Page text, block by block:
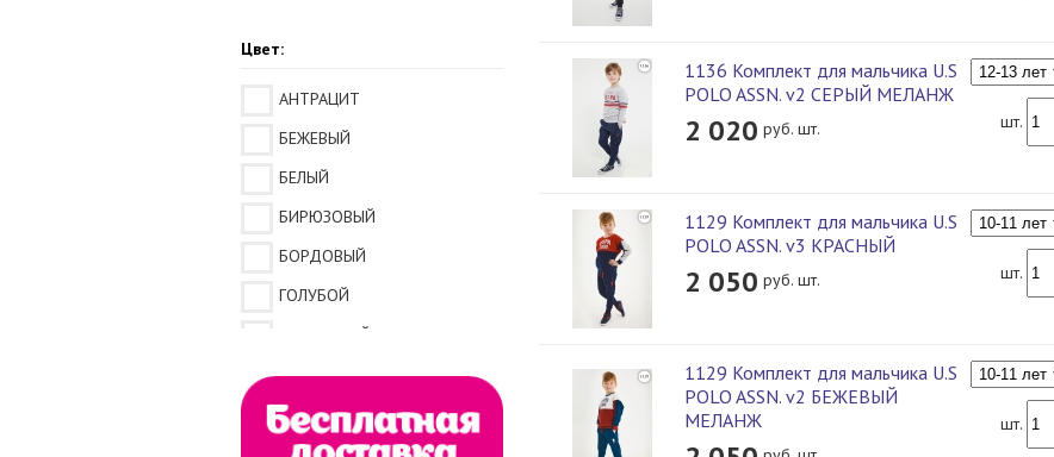
3-4 года
Цвет:
АНТРАЦИТ
БЕЖЕВЫЙ
БЕЛЫЙ
БИРЮЗОВЫЙ
БОРДОВЫЙ
ГОЛУБОЙ
ГОРЧИЧНЫЙ
ЖЕЛТЫЙ
ЗЕЛЕНЫЙ
КРАСНЫЙ
1136 Комплект для мальчика U.S
POLO ASSN. v2 СЕРЫЙ МЕЛАНЖ
2 020 руб. шт. шт.
1129 Комплект для мальчика U.S
POLO ASSN. v3 КРАСНЫЙ
2 050 руб. шт. шт.
1129 Комплект для мальчика U.S
POLO ASSN. v2 БЕЖЕВЫЙ
МЕЛАНЖ
шт.